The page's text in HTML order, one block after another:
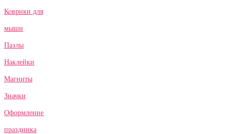
Коврики для
мыши
Пазлы
Наклейки
Магниты
Значки
Оформление
праздника